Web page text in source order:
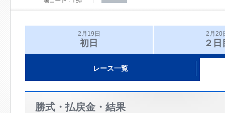
2月19日
初日
2月20
２日
レース一覧
勝式・払戻金・結果